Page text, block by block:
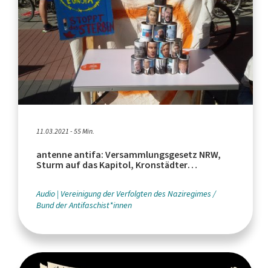
11.03.2021 - 55 Min.
antenne antifa: Versammlungsgesetz NRW,
Sturm auf das Kapitol, Kronstädter
Audio Vereinigung der Verfolgten des Naziregimes /
Bund der Antifaschist*innen